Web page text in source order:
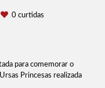
0curtidas
para comemorar o
Princesas realizada